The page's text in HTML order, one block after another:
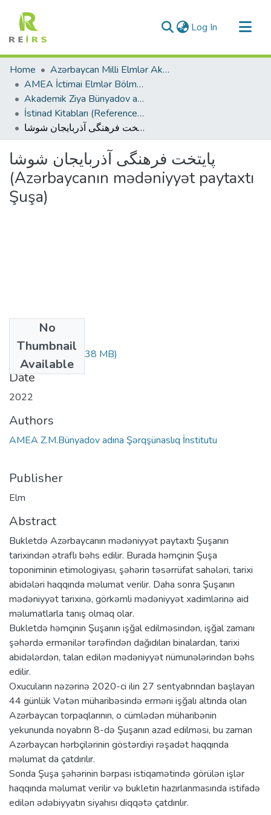
Log In (current)
Communities & Collections
All of DSpace
Statistics
Home
Azərbaycan Milli Elmlər Akademiyası
AMEA İctimai Elmlər Bölməsi
Akademik Ziya Bünyadov adına Şərqşünaslıq İnstitutu
İstinad Kitabları (Reference Books)
پایتخت فرهنگی آذربایجان شوشا (Azərbaycanın mədəniyyət paytaxtı Şuşa)
پایتخت فرهنگی آذربایجان شوشا
(Azərbaycanın mədəniyyət paytaxtı
Şuşa)
No
Thumbnail
Available
shusha.fars.pdf(2.38 MB)
Date
2022
Authors
AMEA Z.M.Bünyadov adına Şərqşünaslıq İnstitutu
Publisher
Elm
Abstract
Bukletdə Azərbaycanın mədəniyyət paytaxtı Şuşanın
tarixindən ətraflı bəhs edilir. Burada həmçinin Şuşa
toponiminin etimologiyası, şəhərin təsərrüfat sahələri, tarixi
abidələri haqqında məlumat verilir. Daha sonra Şuşanın
mədəniyyət tarixinə, görkəmli mədəniyyət xadimlərinə aid
məlumatlarla tanış olmaq olar.
Bukletdə həmçinin Şuşanın işğal edilməsindən, işğal zamanı
şəhərdə ermənilər tərəfindən dağıdılan binalardan, tarixi
abidələrdən, talan edilən mədəniyyət nümunələrindən bəhs
edilir.
Oxucuların nəzərinə 2020-ci ilin 27 sentyabrından başlayan
44 günlük Vətən müharibəsində erməni işğalı altında olan
Azərbaycan torpaqlarının, o cümlədən müharibənin
yekununda noyabrın 8-də Şuşanın azad edilməsi, bu zaman
Azərbaycan hərbçilərinin göstərdiyi rəşadət haqqında
məlumat da çatdırılır.
Sonda Şuşa şəhərinin bərpası istiqamətində görülən işlər
haqqında məlumat verilir və bukletin hazırlanmasında istifadə
edilən ədəbiyyatın siyahısı diqqətə çatdırılır.